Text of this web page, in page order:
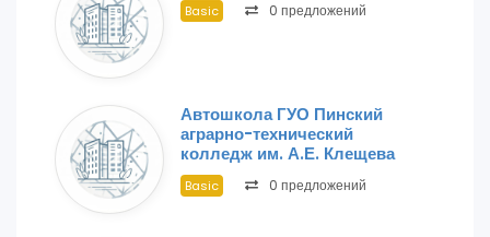
Basic 0 предложений
Автошкола ГУО Пинский
аграрно-технический
колледж им. А.Е. Клещева
Basic 0 предложений